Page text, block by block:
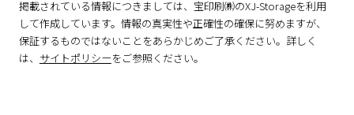
掲載されている情報につきましては、宝印刷㈱のXJ-Storageを利用
して作成しています。情報の真実性や正確性の確保に努めますが、
保証するものではないことをあらかじめご了承ください。詳しく
は、 サイトポリシーをご参照ください。